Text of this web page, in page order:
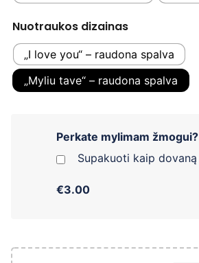
Nuotraukos dizainas
„I love you“ – raudona spalva
„Myliu tave“ – raudona spalva
Perkate mylimam žmogui?
Supakuoti kaip dovaną
€3.00